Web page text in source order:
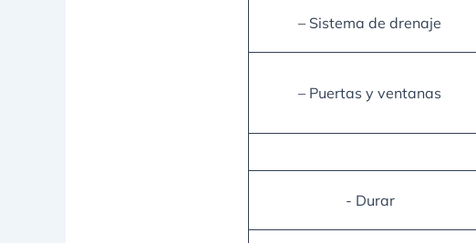
– Sistema de drenaje
– Puertas y ventanas
- Durar